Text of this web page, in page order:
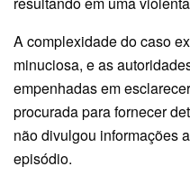
A complexidade do caso
minuciosa, e as
empenhadas em
procurada para fornecer
não divulgou informações
episódio.